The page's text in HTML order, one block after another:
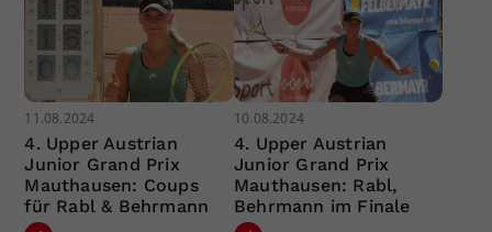
11.08.2024
4. Upper Austrian
Junior Grand Prix
Mauthausen: Coups
für Rabl & Behrmann
10.08.2024
4. Upper Austrian
Junior Grand Prix
Mauthausen: Rabl,
Behrmann im Finale